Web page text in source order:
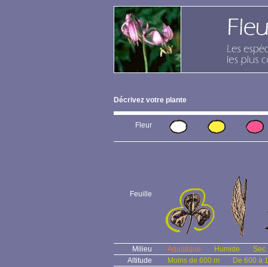
Décrivez votre plante
Fleur
Feuille
Milieu Aquatique Humide
Sec
Altitude
Moins de 600 m
De 600 à